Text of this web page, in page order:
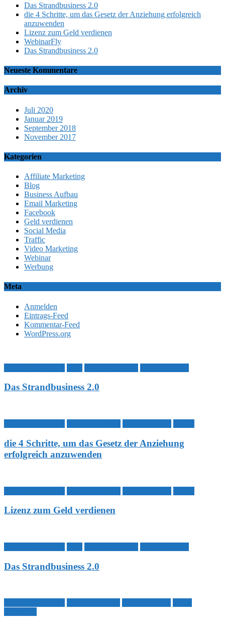
Das Strandbusiness 2.0
die 4 Schritte, um das Gesetz der Anziehung erfolgreich
anzuwenden
Lizenz zum Geld verdienen
WebinarFly
Das Strandbusiness 2.0
Neueste Kommentare
Archiv
Juli 2020
Januar 2019
September 2018
November 2017
Kategorien
Affiliate Marketing
Blog
Business Aufbau
Email Marketing
Facebook
Geld verdienen
Social Media
Traffic
Video Marketing
Webinar
Werbung
Meta
Anmelden
Eintrags-Feed
Kommentar-Feed
WordPress.org
Das Strandbusiness 2.0
die 4 Schritte, um das Gesetz der Anziehung
erfolgreich anzuwenden
Lizenz zum Geld verdienen
Das Strandbusiness 2.0